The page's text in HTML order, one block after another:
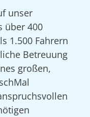
unser
über 400
1.500 Fahrern
Betreuung
großen,